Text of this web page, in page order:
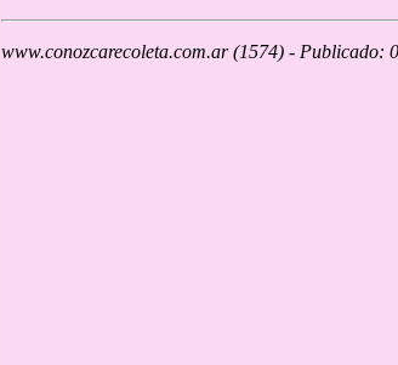
www.conozcarecoleta.com.ar (1574) - Publicado: